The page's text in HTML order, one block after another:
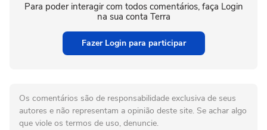
Para poder interagir com todos comentários, faça Login
na sua conta Terra
Fazer Login para participar
Os comentários são de responsabilidade exclusiva de seus
autores e não representam a opinião deste site. Se achar algo
que viole os termos de uso, denuncie.